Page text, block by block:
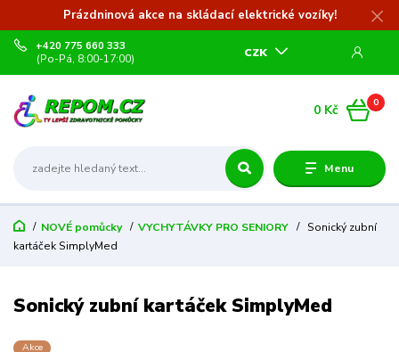
Prázdninová akce na skládací elektrické vozíky!
Menu
CZK
+420 775 660 333
(Po-Pá, 8:00-17:00)
0
0 Kč
NOVÉ pomůcky VYCHYTÁVKY PRO SENIORY
Sonický zubní
kartáček SimplyMed
Sonický zubní kartáček SimplyMed
Akce